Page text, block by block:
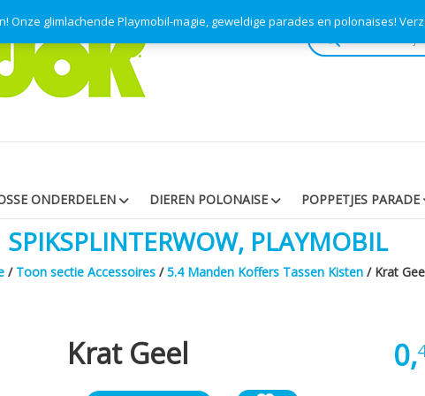
Onze glimlachende Playmobil-magie, geweldige parades en polonaises!
Producten
ONDERDELEN DIEREN POLONAISE POPPETJES PARADE
SPIKSPLINTERWOW, PLAYMOBIL
/ Toon sectie Accessoires/5.4 Manden Koffers Tassen Kisten/ Krat
Krat Geel 0,